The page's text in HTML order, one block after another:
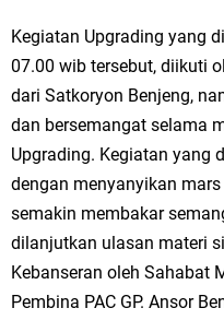
Kembangkan Warung Bu Wiwik
Karang Taruna Gresik
Nila Yani Apresiasi
Jajanan Jadul di Ecopark
Takmir Masjid KH Robbach
Kegiatan Upgrading yang
07.00 wib tersebut, diikuti
dari Satkoryon Benjeng,
dan bersemangat selama
Upgrading. Kegiatan yang
dengan menyanyikan
semakin membakar
dilanjutkan ulasan materi
Kebanseran oleh Sahabat
Pembina PAC GP. Ansor